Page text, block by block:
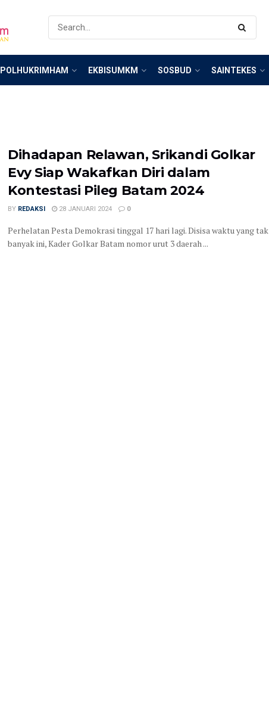
POLHUKRIMHAM EKBISUMKM SOSBUD SAINTEKES
Dihadapan Relawan, Srikandi Golkar
Evy Siap Wakafkan Diri dalam
Kontestasi Pileg Batam 2024
BY REDAKSI 28 JANUARI 2024 0
Perhelatan Pesta Demokrasi tinggal 17 hari lagi. Disisa waktu yang tak
banyak ini, Kader Golkar Batam nomor urut 3 daerah ...